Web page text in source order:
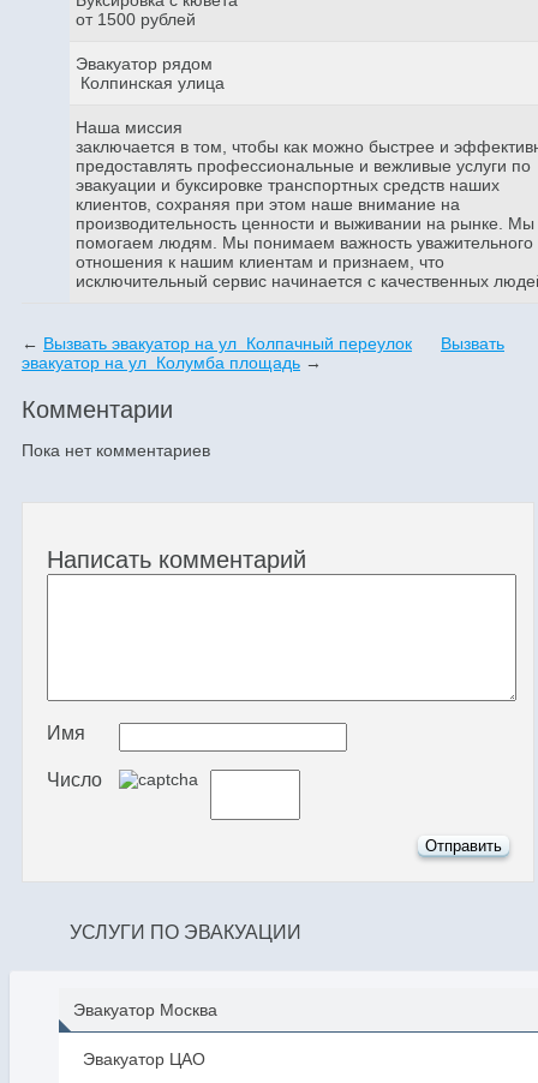
от 1500 рублей
Эвакуатор рядом
Колпинская улица
Наша миссия
заключается в том, чтобы как можно быстрее и
предоставлять профессиональные и вежливые услуги по
эвакуации и буксировке транспортных средств наших
клиентов, сохраняя при этом наше внимание на
производительность ценности и выживании на рынке. Мы
помогаем людям. Мы понимаем важность уважительного
отношения к нашим клиентам и признаем, что
исключительный сервис начинается с качественных
← Вызвать эвакуатор на ул Колпачный переулок
Вызвать
эвакуатор на ул Колумба площадь →
Комментарии
Пока нет комментариев
Написать комментарий
Имя
Число
УСЛУГИ ПО ЭВАКУАЦИИ
Эвакуатор Москва
Эвакуатор ЦАО